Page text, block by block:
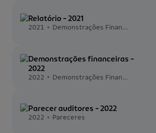
Relatório - 2021
2021 Demonstrações Financeiras
Demonstrações financeiras -
2022
2022 Demonstrações Financeiras
Parecer auditores - 2022
2022 Pareceres